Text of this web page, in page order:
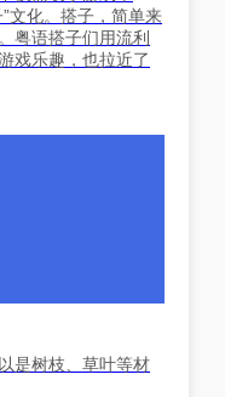
文化。搭子，简单来
粤语搭子们用流利
戏乐趣，也拉近了
是树枝、草叶等材